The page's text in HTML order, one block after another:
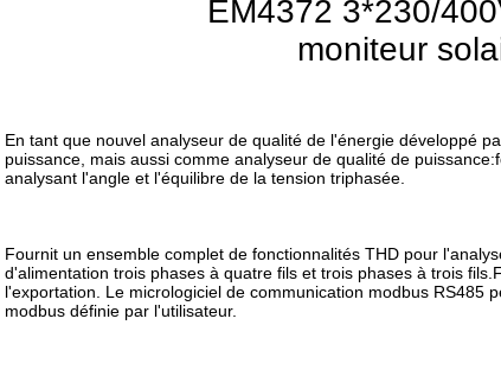
EM4372 3*230/
moniteur
En tant que nouvel analyseur de qualité de l'énergie développé
puissance, mais aussi comme analyseur de qualité de
analysant l'angle et l'équilibre de la tension triphasée.
Fournit un ensemble complet de fonctionnalités THD pour
d'alimentation trois phases à quatre fils et trois phases à trois
l'exportation. Le micrologiciel de communication modbus
modbus définie par l'utilisateur.